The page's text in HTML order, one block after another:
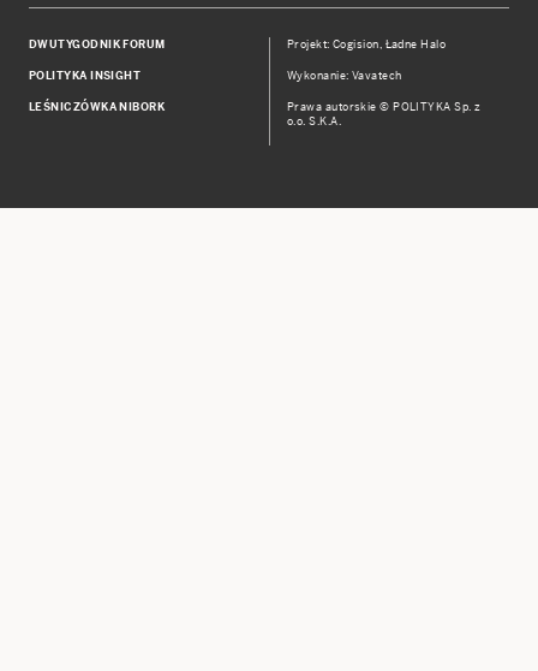
DWUTYGODNIK FORUM
POLITYKA INSIGHT
LEŚNICZÓWKA NIBORK
Projekt:Cogision, Ładne Halo
Wykonanie: Vavatech
Prawa autorskie © POLITYKA Sp. z
o.o. S.K.A.